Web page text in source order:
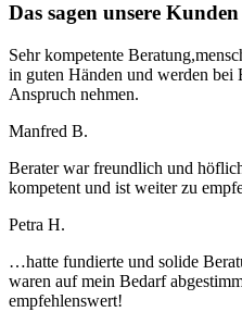
Das sagen unsere
Sehr kompetente
in guten Händen und werden bei
Anspruch nehmen.
Manfred B.
Berater war freundlich und
kompetent und ist weiter zu
Petra H.
…hatte fundierte und solide
waren auf mein Bedarf
empfehlenswert!